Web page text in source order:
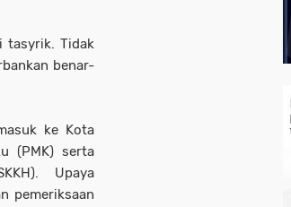
tasyrik. Tidak
benar-
ke Kota
(PMK) serta
Upaya
pemeriksaan